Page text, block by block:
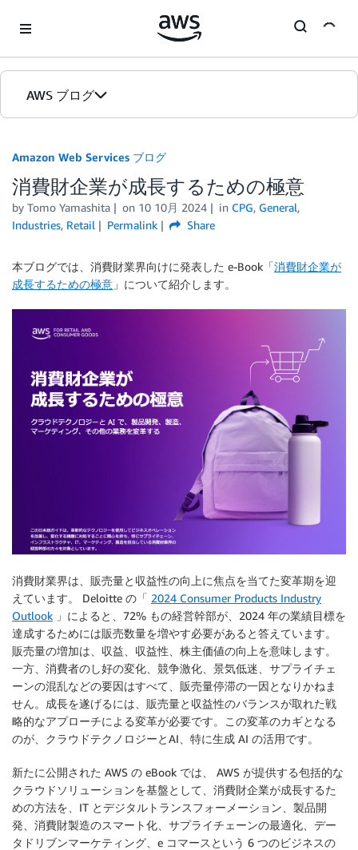
AWS ブログ
カテゴリ
エディション
Amazon Web Services ブログ
消費財企業が成長するための極意
by Tomo Yamashita on 10 10月 2024 in CPG, General,
Industries, Retail Permalink Share
本ブログでは、消費財業界向けに発表した e-Book「消費財企業が
成長するための極意 」について紹介します。
消費財業界は、販売量と収益性の向上に焦点を当てた変革期を迎
えています。 Deloitte の「 2024 Consumer Products Industry
Outlook 」によると、72% もの経営幹部が、2024 年の業績目標を
達成するためには販売数量を増やす必要があると答えています。
販売量の増加は、収益、収益性、株主価値の向上を意味します。
一方、消費者のし好の変化、競争激化、景気低迷、サプライチェ
ーンの混乱などの要因はすべて、販売量停滞の一因となりかねま
せん。成長を遂げるには、販売量と収益性のバランスが取れた戦
略的なアプローチによる変革が必要です。この変革のカギとなる
のが、クラウドテクノロジーとAI、特に生成 AI の活用です。
新たに公開された AWS の eBook では、 AWS が提供する包括的な
クラウドソリューションを基盤として、消費財企業が成長するた
めの方法を、IT とデジタルトランスフォーメーション、製品開
発、消費財製造のスマート化、サプライチェーンの最適化、デー
タドリブンマーケティング、e コマースという 6 つのビジネスの